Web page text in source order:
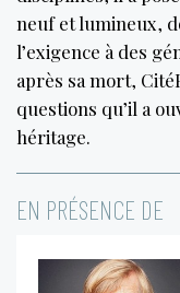
neuf et lumineux,
l’exigence à des
après sa mort,
questions qu’il a
héritage.
EN PRÉSENCE DE